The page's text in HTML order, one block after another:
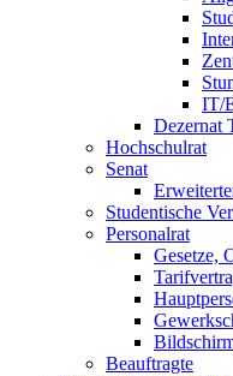
IT/
Dezernat
Hochschulrat
Senat
Studentische
Personalrat
Gesetze,
Beauftragte